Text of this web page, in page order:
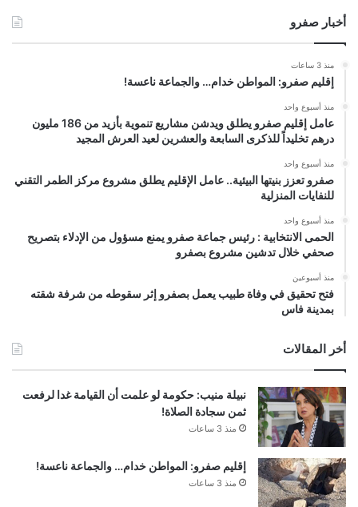
أخبار صفرو
منذ 3 ساعات
إقليم صفرو: المواطن خدام… والجماعة ناعسة!
منذ أسبوع واحد
عامل إقليم صفرو يطلق ويدشن مشاريع تنموية بأزيد من 186 مليون
درهم تخليداً للذكرى السابعة والعشرين لعيد العرش المجيد
منذ أسبوع واحد
صفرو تعزز بنيتها البيئية.. عامل الإقليم يطلق مشروع مركز الطمر التقني
للنفايات المنزلية
منذ أسبوع واحد
الحمى الانتخابية : رئيس جماعة صفرو يمنع مسؤول من الإدلاء بتصريح
صحفي خلال تدشين مشروع بصفرو
منذ أسبوعين
فتح تحقيق في وفاة طبيب يعمل بصفرو إثر سقوطه من شرفة شقته
بمدينة فاس
أخر المقالات
نبيلة منيب: حكومة لو علمت أن القيامة غدا لرفعت
ثمن سجادة الصلاة!
منذ 3 ساعات
إقليم صفرو: المواطن خدام… والجماعة ناعسة!
منذ 3 ساعات